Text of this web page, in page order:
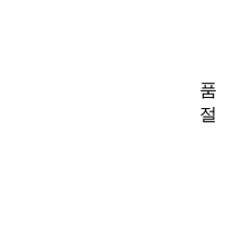
품
절